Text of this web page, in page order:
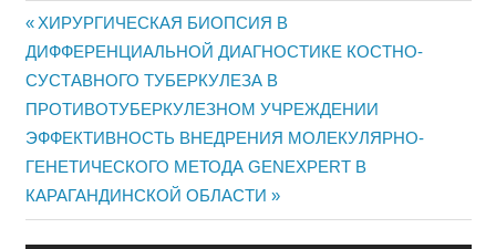
Жазба
навигациясы
Previous
Post:
ХИРУРГИЧЕСКАЯ БИОПСИЯ В
ДИФФЕРЕНЦИАЛЬНОЙ ДИАГНОСТИКЕ КОСТНО-
СУСТАВНОГО ТУБЕРКУЛЕЗА В
ПРОТИВОТУБЕРКУЛЕЗНОМ УЧРЕЖДЕНИИ
Next
Post:
ЭФФЕКТИВНОСТЬ ВНЕДРЕНИЯ МОЛЕКУЛЯРНО-
ГЕНЕТИЧЕСКОГО МЕТОДА GENEXPERT В
КАРАГАНДИНСКОЙ ОБЛАСТИ